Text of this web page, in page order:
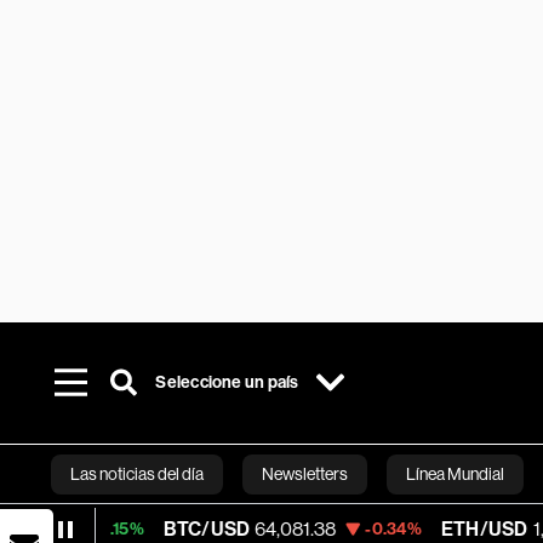
Seleccione un país
Las noticias del día Newsletters Línea Mundial
Bloomberg
BTC/USD 64,081.38 -0.34% ETH/USD 1,865.633